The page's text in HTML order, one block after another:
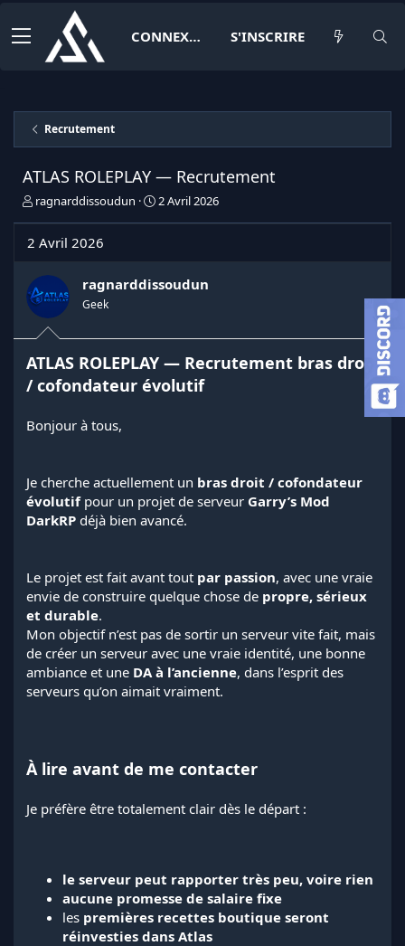
CONNEXION S'INSCRIRE
Recrutement
ATLAS ROLEPLAY — Recrutement
I
a
t
e
u
d
e
d
c
u
s
s
n
ragnarddissoudun
D
e
t
2 Avril 2026
2 Avril 2026
ragnarddissoudun
Geek
ATLAS ROLEPLAY — Recrutement bras droit
/ cofondateur évolutif
Bonjour à tous,
Je cherche actuellement un bras droit / cofondateur
évolutifpour un projet de serveur Garry’s Mod
DarkRP déjà bien avancé.
Le projet est fait avant tout par passion, avec une vraie
envie de construire quelque chose de propre, sérieux
et durable.
Mon objectif n’est pas de sortir un serveur vite fait, mais
de créer un serveur avec une vraie identité, une bonne
ambiance et une DA à l’ancienne, dans l’esprit des
serveurs qu’on aimait vraiment.
À lire avant de me contacter
Je préfère être totalement clair dès le départ :
le serveur peut rapporter très peu, voire rien
aucune promesse de salaire fixe
les premières recettes boutique seront
réinvesties dans Atlas